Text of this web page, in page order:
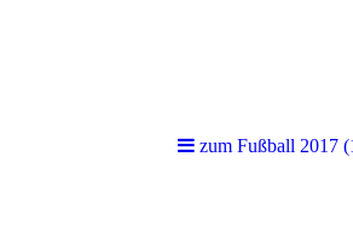
zum Fußball
zum Fußball 2017